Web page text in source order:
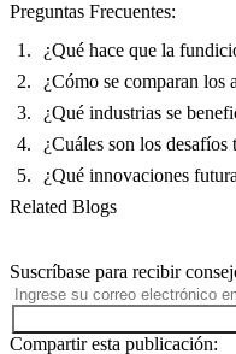
Preguntas Frecuentes:
¿Qué hace que la
¿Cómo se comparan los
¿Qué industrias se
¿Cuáles son los
¿Qué innovaciones
Related Blogs
Suscríbase para recibir
Compartir esta publicación: